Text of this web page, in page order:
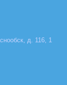
д. 116, 1